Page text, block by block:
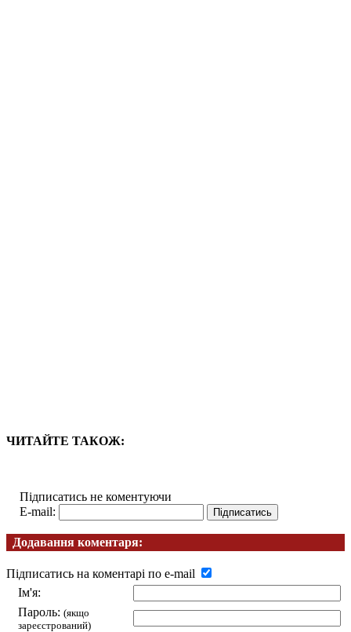
ЧИТАЙТЕ ТАКОЖ:
Підписатись не коментуючи
E-mail:
Додавання коментаря:
Підписатись на коментарі по e-mail
Ім'я:
Пароль: (якщо
зареєстрований)